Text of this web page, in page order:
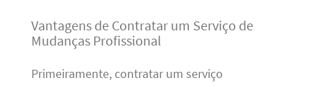
Vantagens de Contratar um Serviço de
Mudanças Profissional
Primeiramente, contratar um serviço